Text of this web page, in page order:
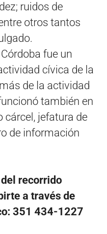
ruidos de
otros tantos
fue un
cívica de la
de la actividad
también en
jefatura de
de información
recorrido
a través de
351 434-1227